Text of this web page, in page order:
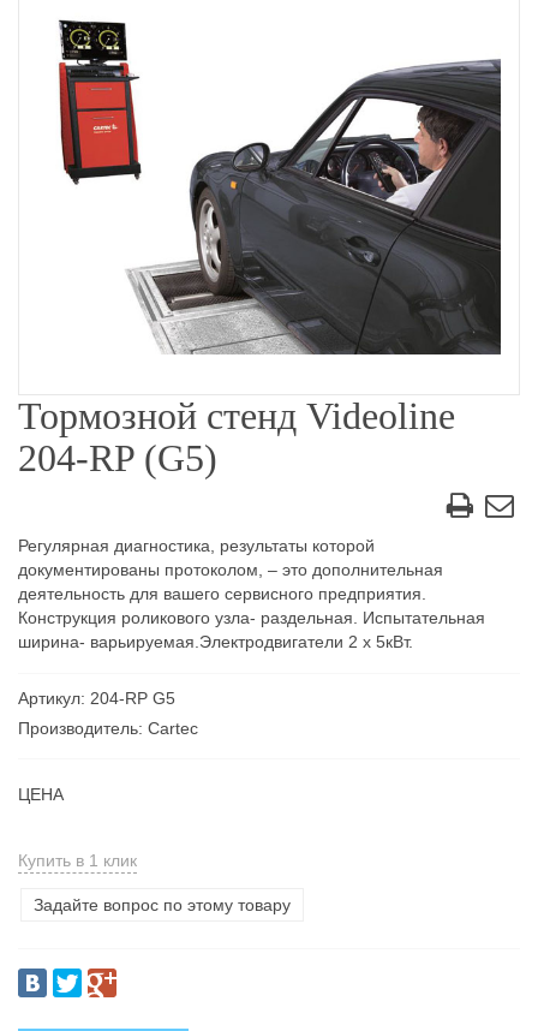
Тормозной стенд Videoline
204-RP (G5)
Регулярная диагностика, результаты которой
документированы протоколом, – это дополнительная
деятельность для вашего сервисного предприятия.
Конструкция роликового узла- раздельная. Испытательная
ширина- варьируемая.Электродвигатели 2 x 5кВт.
Артикул: 204-RP G5
Производитель: Cartec
ЦЕНА
Купить в 1 клик
Задайте вопрос по этому товару